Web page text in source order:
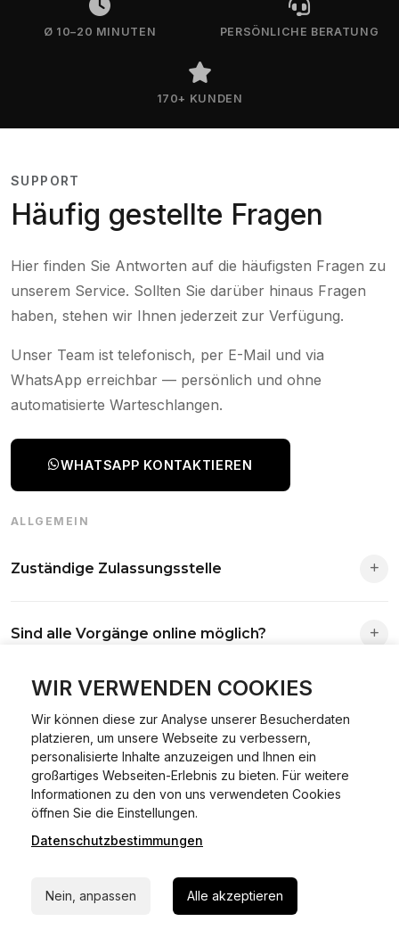
WIR VERWENDEN COOKIES
Wir können diese zur Analyse unserer Besucherdaten
platzieren, um unsere Webseite zu verbessern,
personalisierte Inhalte anzuzeigen und Ihnen ein
großartiges Webseiten-Erlebnis zu bieten. Für weitere
Informationen zu den von uns verwendeten Cookies
öffnen Sie die Einstellungen.
Datenschutzbestimmungen
Nein, anpassen Alle akzeptieren
Ø 10–20 MINUTEN PERSÖNLICHE BERATUNG
170+ KUNDEN
SUPPORT
Häufig gestellte Fragen
Hier finden Sie Antworten auf die häufigsten Fragen zu
unserem Service. Sollten Sie darüber hinaus Fragen
haben, stehen wir Ihnen jederzeit zur Verfügung.
Unser Team ist telefonisch, per E-Mail und via
WhatsApp erreichbar — persönlich und ohne
automatisierte Warteschlangen.
WHATSAPP KONTAKTIEREN
ALLGEMEIN
Zuständige Zulassungsstelle
Antrag wird automatisch an die richtige Stelle weitergeleitet.
Sind alle Vorgänge online möglich?
Fast alle Vorgänge sind online machbar. Ausnahme:
01.01.2015.
Was ist Online Kfz-Zulassung?
Ein Internetverfahren, mit dem du Fahrzeuge anmelden,
ummelden oder abmelden kannst – inklusive Dateneingabe,
Dokumentprüfung und Bezahlung.
Welche Vorteile gibt es?
Zeitersparnis, flexible Durchführung, kein Besuch der
Behörde notwendig.
Fahrzeugbrief, Fahrzeugschein, Ausweis oder Reisepass,
Versicherungsnachweis, falls erforderlich TÜV-Bericht.
Wie sicher ist das Verfahren?